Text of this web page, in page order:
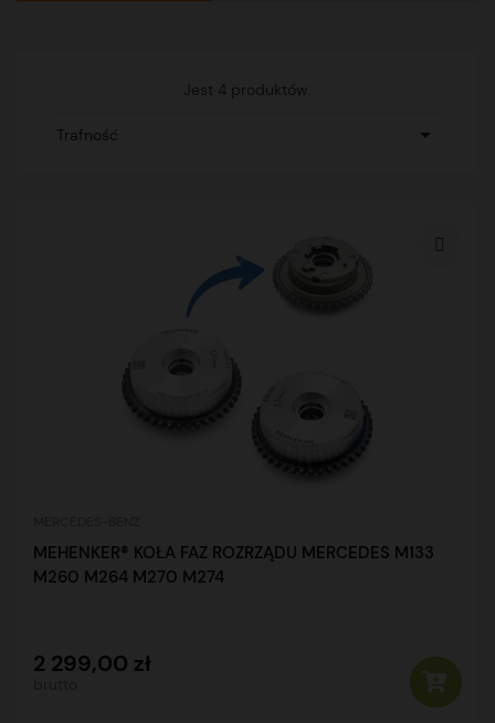
Jest 4 produktów.
Trafność 
MEHENKER® KOŁA FAZ ROZRZĄDU MERCEDES M133
M260 M264 M270 M274
2 299,00 zł